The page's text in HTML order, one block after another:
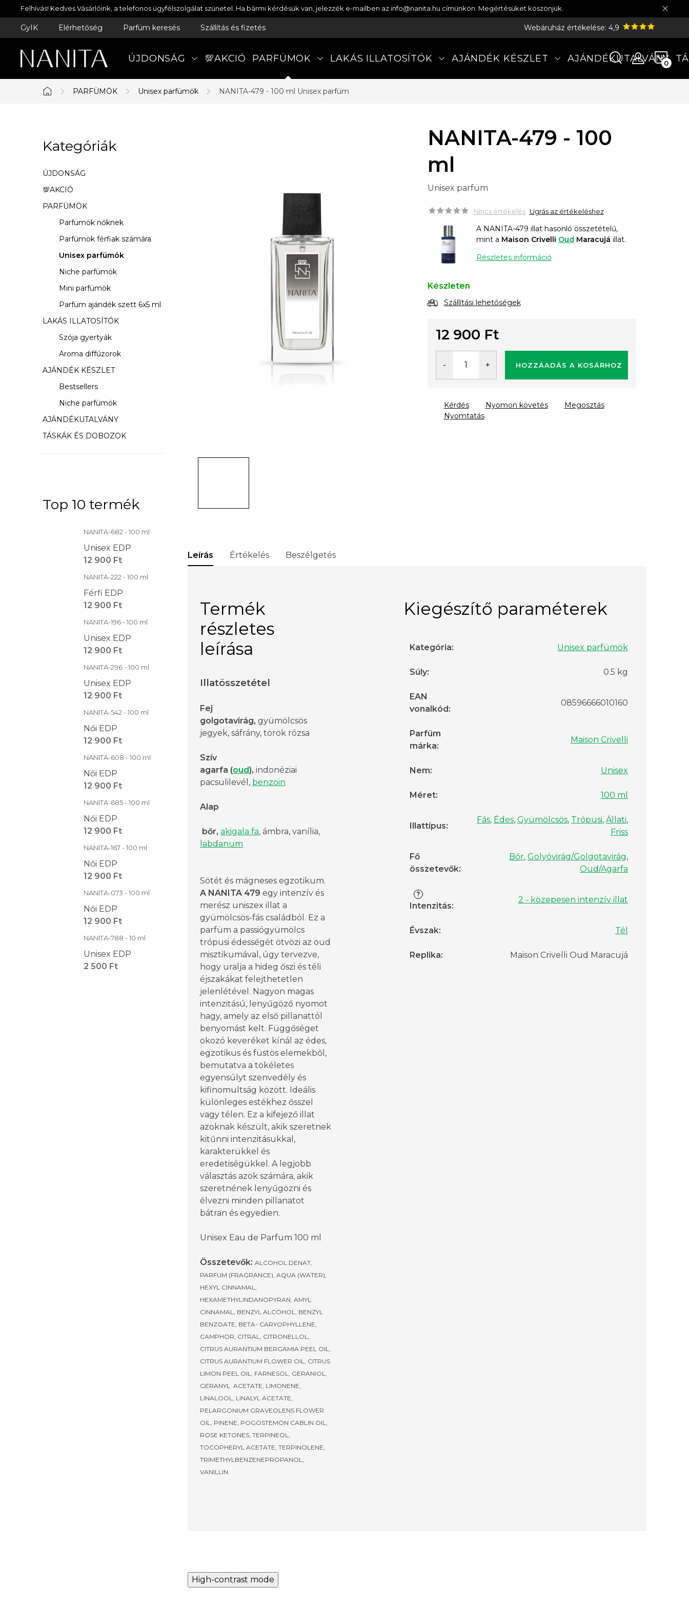
Ugrás
a
Felhívás! Kedves Vásárlóink, a telefonos ügyfélszolgálat szünetel. Ha bármi kérdésük van, jelezzék e-mailben az info@nanita.hu címünkön. Megértésüket köszönjük.
GyIK Elérhetőség Parfüm keresés Szállítás és fizetés Webáruház értékelése: 4,9
ÚJDONSÁG 💯AKCIÓ PARFÜMÖK LAKÁS ILLATOSÍTÓK AJÁNDÉK KÉSZLET AJÁNDÉKUTALVÁNY
Kezdőlap
PARFÜMÖK Unisex parfümök NANITA-479 - 100 ml Unisex parfüm
l
d
a
l
n
Kategóriák
átugrása
Kategóriák
ÚJDONSÁG
💯AKCIÓ
PARFÜMÖK
Parfümök nőknek
Parfümök férfiak számára
Unisex parfümök
Niche parfümök
Mini parfümök
Parfüm ajándék szett 6x5 ml
LAKÁS ILLATOSÍTÓK
Szója gyertyák
Aroma diffúzorok
AJÁNDÉK KÉSZLET
Bestsellers
Niche parfümök
AJÁNDÉKUTALVÁNY
TÁSKÁK ÉS DOBOZOK
Top 10 termék
NANITA-682 - 100 ml
Unisex EDP
12 900 Ft
NANITA-222 - 100 ml
Férfi EDP
12 900 Ft
NANITA-196 - 100 ml
Unisex EDP
12 900 Ft
NANITA-296 - 100 ml
Unisex EDP
12 900 Ft
NANITA-542 - 100 ml
Női EDP
12 900 Ft
NANITA-608 - 100 ml
Női EDP
12 900 Ft
NANITA-685 - 100 ml
Női EDP
12 900 Ft
NANITA-167 - 100 ml
Női EDP
12 900 Ft
NANITA-073 - 100 ml
Női EDP
12 900 Ft
NANITA-788 - 10 ml
Unisex EDP
2 500 Ft
NANITA-479 - 100
ml
Unisex parfüm
Nincs értékelés Ugrás az értékeléshez
A NANITA-479 illat hasonló összetételű,
mint a Maison Crivelli Oud Maracujá illat.
Részletes információ
Készleten
Szállítási lehetőségek
12 900 Ft
HOZZÁADÁS A KOSÁRHOZ
Nyomtatás
Kérdés Nyomon követés Megosztás
Leírás Értékelés Beszélgetés
Termék
részletes
leírása
Illatösszetétel
Fej
golgotavirág, gyümölcsös
jegyek, sáfrány, török rózsa
Szív
agarfa (oud), indonéziai
pacsulilevél, benzoin
Alap
bőr, akigala fa, ámbra, vanília,
labdanum
Sötét és mágneses egzotikum.
A NANITA 479 egy intenzív és
merész uniszex illat a
gyümölcsös-fás családból. Ez a
parfüm a passiógyümölcs
trópusi édességét ötvözi az oud
misztikumával, úgy tervezve,
hogy uralja a hideg őszi és téli
éjszakákat felejthetetlen
jelenlétével. Nagyon magas
intenzitású, lenyűgöző nyomot
hagy, amely az első pillanattól
benyomást kelt. Függőséget
okozó keveréket kínál az édes,
egzotikus és füstös elemekből,
bemutatva a tökéletes
egyensúlyt szenvedély és
kifinomultság között. Ideális
különleges estékhez ősszel
vagy télen. Ez a kifejező illat
azoknak készült, akik szeretnek
kitűnni intenzitásukkal,
karakterükkel és
eredetiségükkel. A legjobb
választás azok számára, akik
szeretnének lenyűgözni és
élvezni minden pillanatot
bátran és egyedien.
Unisex Eau de Parfum 100 ml
Összetevők: ALCOHOL DENAT,
PARFUM (FRAGRANCE), AQUA (WATER),
HEXYL CINNAMAL,
HEXAMETHYLINDANOPYRAN, AMYL
CINNAMAL, BENZYL ALCOHOL, BENZYL
BENZOATE, BETA- CARYOPHYLLENE,
CAMPHOR, CITRAL, CITRONELLOL,
CITRUS AURANTIUM BERGAMIA PEEL OIL,
CITRUS AURANTIUM FLOWER OIL, CITRUS
LIMON PEEL OIL, FARNESOL, GERANIOL,
GERANYL ACETATE, LIMONENE,
LINALOOL, LINALYL ACETATE,
PELARGONIUM GRAVEOLENS FLOWER
OIL, PINENE, POGOSTEMON CABLIN OIL,
ROSE KETONES, TERPINEOL,
TOCOPHERYL ACETATE, TERPINOLENE,
TRIMETHYLBENZENEPROPANOL,
VANILLIN.
Kiegészítő paraméterek
Kategória: Unisex parfümök
Súly: 0.5 kg
EAN
vonalkód :
08596666010160
Parfüm
márka:
Maison Crivelli
Nem: Unisex
Méret: 100 ml
Illattípus:
Fás, Édes, Gyümölcsös, Trópusi, Állati,
Friss
Fő
összetevők:
Bőr, Golyóvirág/Golgotavirág,
Oud/Agarfa
?
Intenzitás:
2 - közepesen intenzív illat
Évszak: Tél
Replika: Maison Crivelli Oud Maracujá
High-contrast mode